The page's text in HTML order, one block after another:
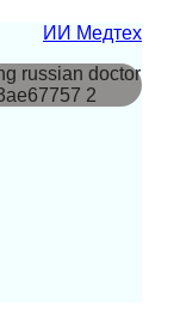
ИИ Медтех